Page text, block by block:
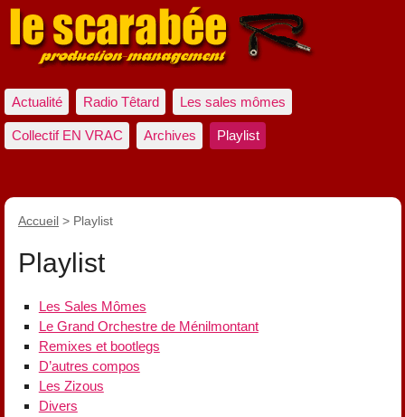
Actualité Radio Têtard Les sales mômes
Collectif EN VRAC Archives Playlist
Accueil > Playlist
Playlist
Les Sales Mômes
Le Grand Orchestre de Ménilmontant
Remixes et bootlegs
D’autres compos
Les Zizous
Divers